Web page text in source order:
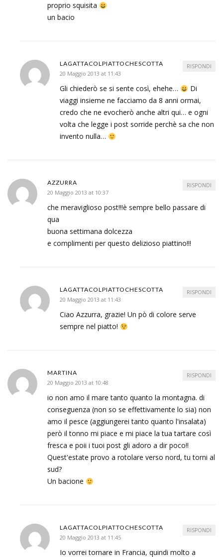
proprio squisita
un bacio
LAGATTACOLPIATTOCHESCOTTA
20 Maggio 2013 at 11:43
Gli chiederò se si sente così, ehehe…
Di
viaggi insieme ne facciamo da 8 anni ormai,
credo che ne evocherò anche altri qui… e ogni
volta che legge i post sorride perchè sa che non
invento nulla…
RISPONDI
AZZURRA
20 Maggio 2013 at 10:37
che meraviglioso post!!!è sempre bello passare di
qua
buona settimana dolcezza
e complimenti per questo delizioso piattino!!!
RISPONDI
LAGATTACOLPIATTOCHESCOTTA
20 Maggio 2013 at 11:43
Ciao Azzurra, grazie! Un pò di colore serve
sempre nel piatto!
RISPONDI
MARTINA
20 Maggio 2013 at 10:48
io non amo il mare tanto quanto la montagna. di
conseguenza (non so se effettivamente lo sia) non
amo il pesce (aggiungerei tanto quanto l'insalata)
però il tonno mi piace e mi piace la tua tartare così
fresca e poii i tuoi post gli adoro a dir poco!!
Quest'estate provo a rotolare verso nord, tu torni al
sud?
Un bacione
RISPONDI
LAGATTACOLPIATTOCHESCOTTA
20 Maggio 2013 at 11:45
Io vorrei tornare in Francia, quindi molto a
RISPONDI